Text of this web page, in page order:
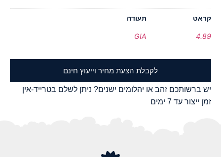
קראט
4.89
תעודה
GIA
לקבלת הצעת מחיר וייעוץ חינם
יש ברשותכם זהב או יהלומים ישנים? ניתן לשלם בטרייד-אין
זמן ייצור עד 7 ימים